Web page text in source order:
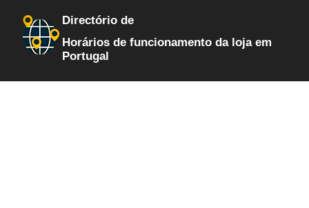
Directório de
Horários de funcionamento da loja em
Portugal